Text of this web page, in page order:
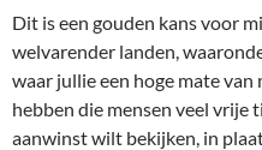
Dit is een gouden kans voor
welvarender landen,
waar jullie een hoge mate
hebben die mensen veel vrije
aanwinst wilt bekijken, in